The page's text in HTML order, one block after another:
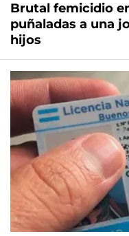
Brutal femicidio
puñaladas a una
hijos